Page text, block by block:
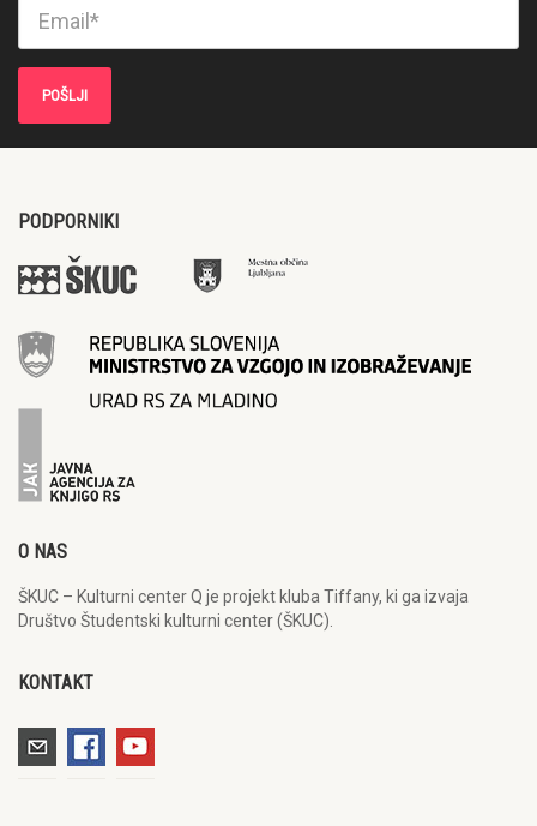
PODPORNIKI
O NAS
ŠKUC – Kulturni center Q je projekt kluba Tiffany, ki ga izvaja
Društvo Študentski kulturni center (ŠKUC).
KONTAKT